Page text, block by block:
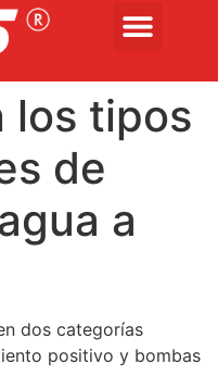
los tipos
de
a
dos categorías
positivo y bombas